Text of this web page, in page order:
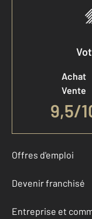
Achat
Vente
9,5/
Offres d'emploi
Devenir franchisé
Entreprise et